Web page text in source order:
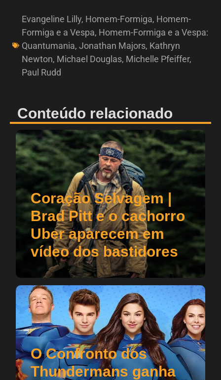
Evangeline Lilly, Homem-Formiga, Homem-
Formiga e a Vespa, Homem-Formiga e a Vespa:
Quantumania, Jonathan Majors, Kathryn
Newton, Michael Douglas, Michelle Pfeiffer,
Paul Rudd
Conteúdo relacionado
Coração Selvagem |
Brad Pitt e o cachorro
Uber aparecem em
vídeo dos bastidores
O Confronto dos
Thundermans ganha